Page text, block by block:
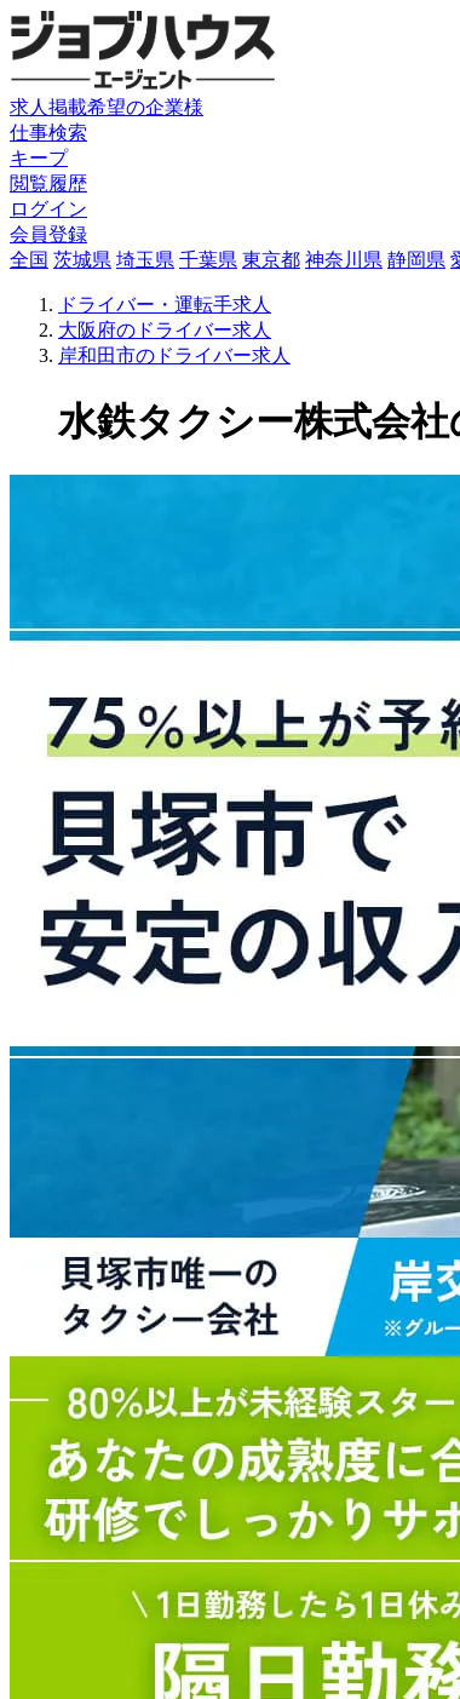
求人掲載希望の企業様
仕事検索
キープ
閲覧履歴
ログイン
会員登録
全国 茨城県 埼玉県 千葉県 東京都 神奈川県 静岡県
ドライバー・運転手求人
大阪府のドライバー求人
岸和田市のドライバー求人
水鉄タクシー株式会社